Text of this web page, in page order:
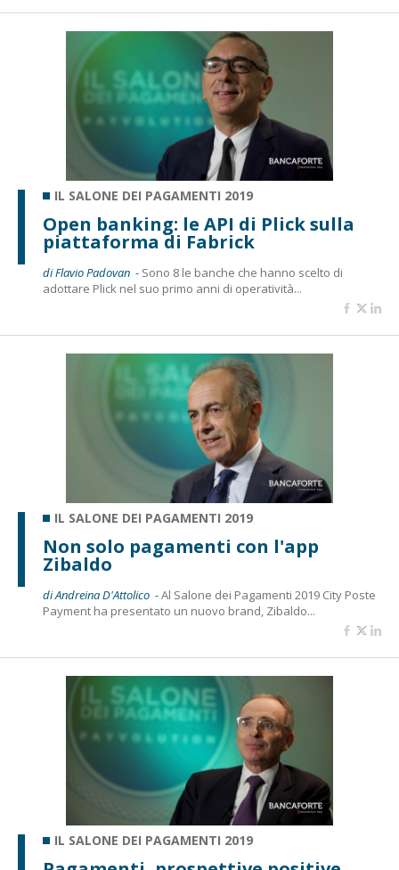
IL SALONE DEI PAGAMENTI 2019
Open banking: le API di Plick sulla
piattaforma di Fabrick
di Flavio Padovan - Sono 8 le banche che hanno scelto di
adottare Plick nel suo primo anni di operatività...
IL SALONE DEI PAGAMENTI 2019
Non solo pagamenti con l'app
Zibaldo
di Andreina D'Attolico -Al Salone dei Pagamenti 2019 City Poste
Payment ha presentato un nuovo brand, Zibaldo...
IL SALONE DEI PAGAMENTI 2019